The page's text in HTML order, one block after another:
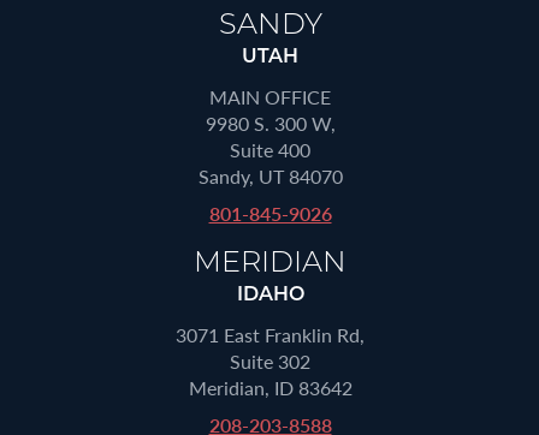
SANDY
UTAH
MAIN OFFICE
9980 S. 300 W,
Suite 400
Sandy, UT 84070
801-845-9026
MERIDIAN
IDAHO
3071 East Franklin Rd,
Suite 302
Meridian, ID 83642
208-203-8588